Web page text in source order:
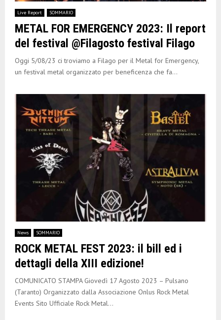
Live Report SOMMARIO
METAL FOR EMERGENCY 2023: Il report
del festival @Filagosto festival Filago
Oggi 5/08/23 ci troviamo a Filago per il Metal for Emergency,
un festival metal organizzato per beneficenza che fa...
News SOMMARIO
ROCK METAL FEST 2023: il bill ed i
dettagli della XIII edizione!
COMUNICATO STAMPA Giovedì 17 Agosto 2023 – Pulsano
(Taranto) Organizzato dalla Associazione Onlus Rock Metal
Events Sito Ufficiale Rock Metal...